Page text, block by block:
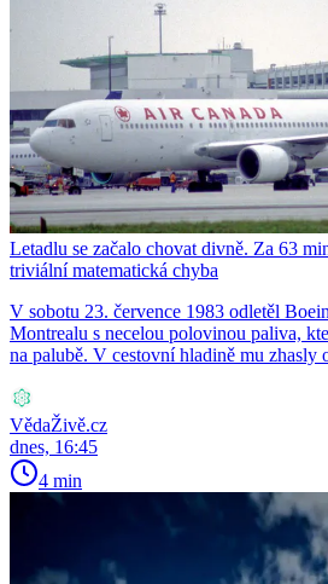
Letadlu se začalo chovat divně. Za 63
triviální matematická chyba
V sobotu 23. července 1983 odletěl
Montrealu s necelou polovinou paliva,
na palubě. V cestovní hladině mu zhasly
VědaŽivě.cz
dnes, 16:45
4 min